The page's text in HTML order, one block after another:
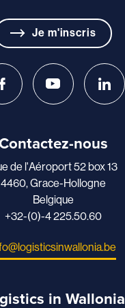
Je m'inscris
nous
de l'Aéroport 52 box 13
4460, Grace-Hollogne
Belgique
+32-(0)-4 225.50.60
in Wallonia